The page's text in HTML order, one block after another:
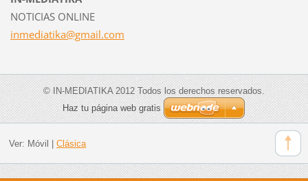
NOTICIAS ONLINE
inmediatika@gmail.com
© IN-MEDIATIKA 2012 Todos los derechos reservados.
Haz tu página web gratis
Ver: Móvil Clásica